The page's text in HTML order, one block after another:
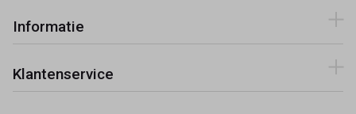
Informatie
Klantenservice